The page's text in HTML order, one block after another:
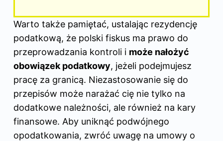
Warto także pamiętać, ustalając rezydencję
podatkową, że polski fiskus ma prawo do
przeprowadzania kontroli i może nałożyć
obowiązek podatkowy, jeżeli podejmujesz
pracę za granicą. Niezastosowanie się do
przepisów może narażać cię nie tylko na
dodatkowe należności, ale również na kary
finansowe. Aby uniknąć podwójnego
opodatkowania, zwróć uwagę na umowy o